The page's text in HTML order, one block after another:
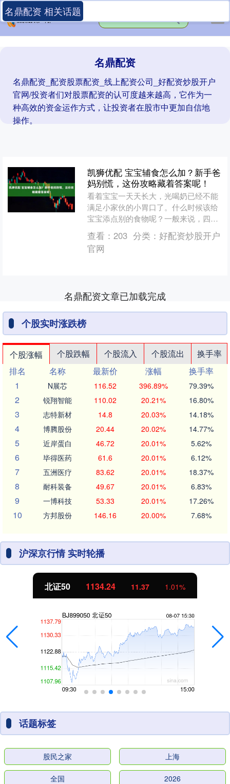
名鼎配资
名鼎配资_配资股票配资_线上配资公司_好配资炒股开户
官网/投资者们对股票配资的认可度越来越高，它作为一
种高效的资金运作方式，让投资者在股市中更加自信地
操作。
名鼎配资 相关话题
凯狮优配 宝宝辅食怎么加？新手爸
妈别慌，这份攻略藏着答案呢！
看着宝宝一天天长大，光喝奶已经不能
满足小家伙的小胃口了。什么时候该给
宝宝添点别的食物呢？一般来说，四到
六个月大的宝宝开始对食物表现出兴
趣，能够靠着坐稳，小舌头也....
查看： 203 分类： 好配资炒股开户
官网
名鼎配资文章已加载完成
个股实时涨跌榜
个股涨幅 个股跌幅 个股流入 个股流出
换手率
排名
名称 最新价 涨幅
换手率
1
N展芯 116.52 396.89% 79.39%
2 锐翔智能 110.02 20.21% 16.80%
3 志特新材 14.8 20.03% 14.18%
4 博腾股份 20.44 20.02% 14.77%
5 近岸蛋白 46.72 20.01% 5.62%
6 毕得医药 61.6 20.01% 6.12%
7 五洲医疗 83.62 20.01% 18.37%
8 耐科装备 49.67 20.01% 6.83%
9 一博科技 53.33 20.01% 17.26%
10 方邦股份 146.16 20.00% 7.68%
沪深京行情 实时轮播
北证50 1134.24 11.37 1.01%
话题标签
股民之家 上海
全国 2026